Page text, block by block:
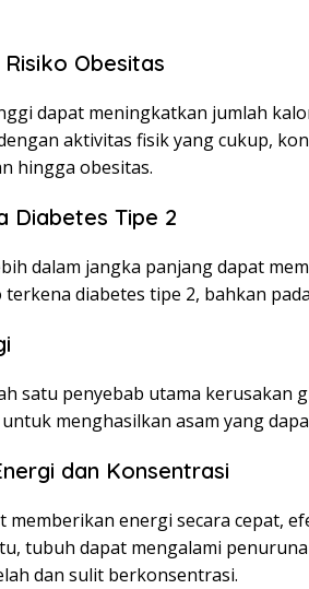
Obesitas
dapat meningkatkan jumlah
aktivitas fisik yang cukup,
hingga obesitas.
Diabetes Tipe 2
dalam jangka panjang dapat
diabetes tipe 2, bahkan
satu penyebab utama kerusakan
menghasilkan asam yang
dan Konsentrasi
memberikan energi secara cepat,
tubuh dapat mengalami
dan sulit berkonsentrasi.